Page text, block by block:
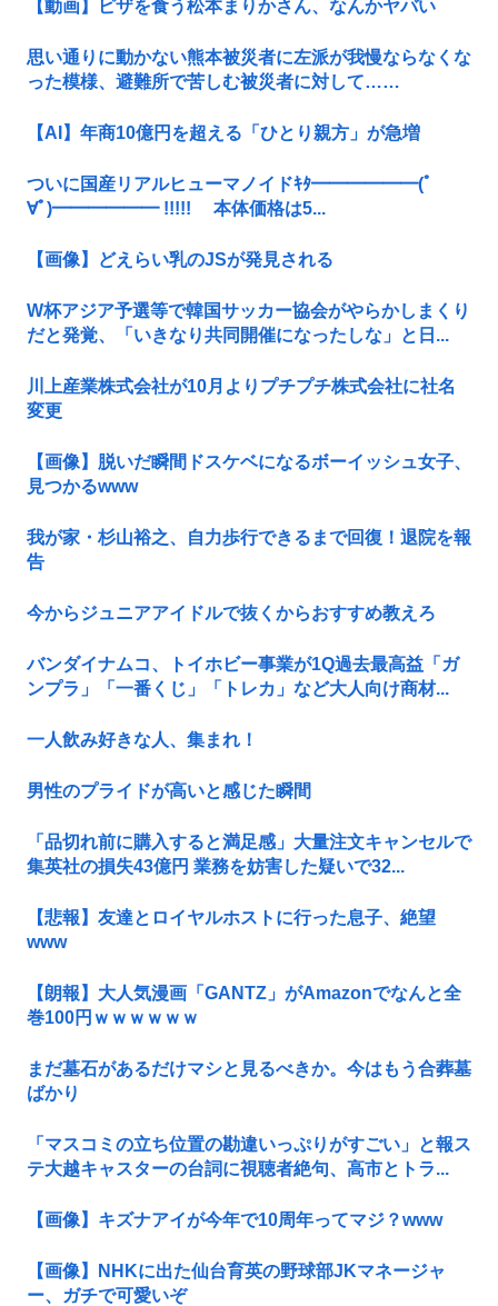
【動画】ピザを食う松本まりかさん、なんかヤバい
思い通りに動かない熊本被災者に左派が我慢ならなくな
った模様、避難所で苦しむ被災者に対して……
【AI】年商10億円を超える「ひとり親方」が急増
ついに国産リアルヒューマノイドｷﾀ━━━━━━(ﾟ
∀ﾟ)━━━━━━ !!!!! 本体価格は5...
【画像】どえらい乳のJSが発見される
W杯アジア予選等で韓国サッカー協会がやらかしまくり
だと発覚、「いきなり共同開催になったしな」と日...
川上産業株式会社が10月よりプチプチ株式会社に社名
変更
【画像】脱いだ瞬間ドスケベになるボーイッシュ女子、
見つかるwww
我が家・杉山裕之、自力歩行できるまで回復！退院を報
告
今からジュニアアイドルで抜くからおすすめ教えろ
バンダイナムコ、トイホビー事業が1Q過去最高益「ガ
ンプラ」「一番くじ」「トレカ」など大人向け商材...
一人飲み好きな人、集まれ！
男性のプライドが高いと感じた瞬間
「品切れ前に購入すると満足感」大量注文キャンセルで
集英社の損失43億円 業務を妨害した疑いで32...
【悲報】友達とロイヤルホストに行った息子、絶望
www
【朗報】大人気漫画「GANTZ」がAmazonでなんと全
巻100円ｗｗｗｗｗｗ
まだ墓石があるだけマシと見るべきか。今はもう合葬墓
ばかり
「マスコミの立ち位置の勘違いっぷりがすごい」と報ス
テ大越キャスターの台詞に視聴者絶句、高市とトラ...
【画像】キズナアイが今年で10周年ってマジ？www
【画像】NHKに出た仙台育英の野球部JKマネージャ
ー、ガチで可愛いぞ